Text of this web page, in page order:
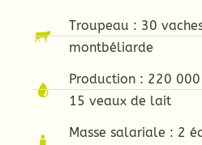
Troupeau : 30
montbéliarde
Production : 220
15 veaux de lait
Masse salariale : 2